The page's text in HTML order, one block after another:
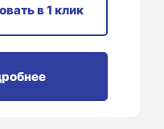
в 1 клик